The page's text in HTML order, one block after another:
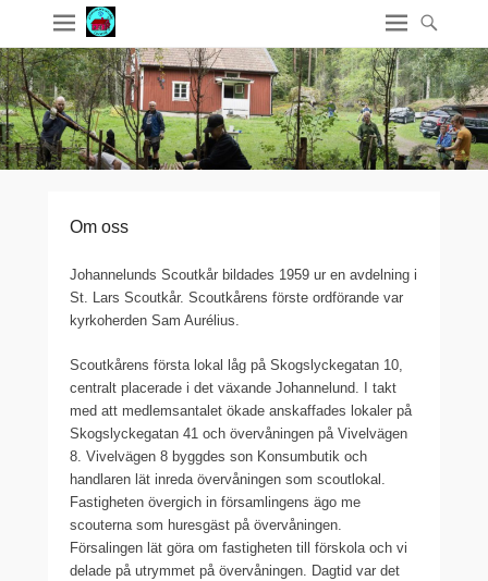
Om oss
Johannelunds Scoutkår bildades 1959 ur en avdelning i
St. Lars Scoutkår. Scoutkårens förste ordförande var
kyrkoherden Sam Aurélius.
Scoutkårens första lokal låg på Skogslyckegatan 10,
centralt placerade i det växande Johannelund. I takt
med att medlemsantalet ökade anskaffades lokaler på
Skogslyckegatan 41 och övervåningen på Vivelvägen
8. Vivelvägen 8 byggdes son Konsumbutik och
handlaren lät inreda övervåningen som scoutlokal.
Fastigheten övergich in församlingens ägo me
scouterna som huresgäst på övervåningen.
Försalingen lät göra om fastigheten till förskola och vi
delade på utrymmet på övervåningen. Dagtid var det